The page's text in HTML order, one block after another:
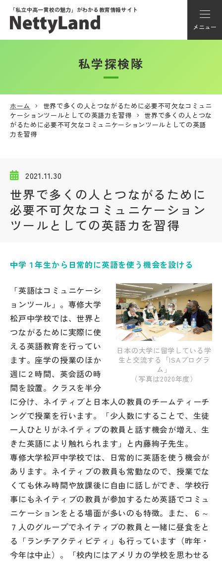
「私立中高一貫校の魅力」がわかる教育情報サイト
メニュー
アカウント登録
メニュー
学校動画
私学探検隊
よみもの
学校からのお知らせ
学校HP最新情報
特集
NettyLandかわら版
その他
お問い合わせ
個人情報保護方針
サイトマップ
私学探検隊
ホーム
世界で多くの人とつながるために必要不可欠なコミュニ
ケーションツールとしての英語力を習得
世界で多くの人とつな
がるために必要不可欠なコミュニケーションツールとしての英語
力を習得
2021.11.30
世界で多くの人とつながるために
必要不可欠なコミュニケーション
ツールとしての英語力を習得
中学１年生から日常的に英語を使う機会を設ける
日本の大学に留学している学
生と交流する「ISAプログラ
ム」
（写真は2020年度）
「英語はコミュニケーシ
ョンツール」。専修大学
松戸中学校では、世界と
つながるために実際に使
える英語教育を行ってい
ます。座学の授業のほか
週に２時間、英会話の時
間を設置。クラスを半分
に分け、ネイティブと日本人の教員のチームティーチ
ングで授業を行います。「少人数にすることで、生徒
一人ひとりがネイティブの教員と話す機会が増え、生
きた英語により触れられます」と内藤絢子先生。
専修大学松戸中学校では、日常的に英語を使う機会が
あります。ネイティブの教員も常勤なので、授業でな
くても休み時間や放課後に自由に話しができ、学校行
事にもネイティブの教員が参加するため英語でコミュ
ニケーションをとる場面が多いのも特徴。また、６～
７人のグループでネイティブの教員と一緒に昼食をと
る「ランチアクティビティ」も行っています（昨年・
今年は中止）。「校内にはアメリカの学校を思わせる